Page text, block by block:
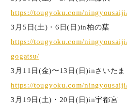
https://tougyoku.com/
3月5日(土)・6日(日)in柏の葉
https://tougyoku.com/
gogatsu/
3月11日(金)〜13日(日)inさいた
https://tougyoku.com/
3月19日(土)・20日(日)in宇都宮